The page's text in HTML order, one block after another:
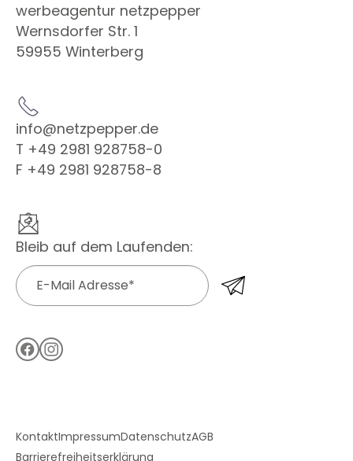
werbeagentur netzpepper
Wernsdorfer Str. 1
59955 Winterberg
info@netzpepper.de
T +49 2981 928758-0
F +49 2981 928758-8
Bleib auf dem Laufenden:
KontaktImpressumDatenschutzAGB
Barrierefreiheitserklärung